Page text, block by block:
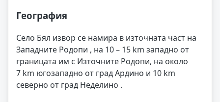
География
Село Бял извор се намира в източната част на
Западните Родопи , на 10 – 15 km западно от
границата им с Източните Родопи, на около
7 km югозападно от град Ардино и 10 km
северно от град Неделино .